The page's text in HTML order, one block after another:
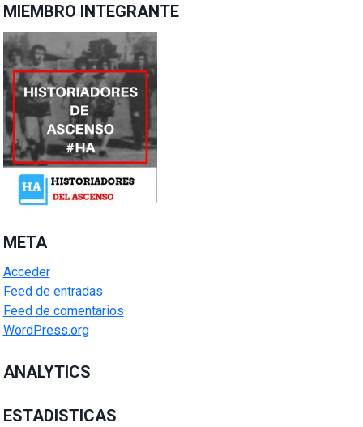
MIEMBRO INTEGRANTE
META
Acceder
Feed de entradas
Feed de comentarios
WordPress.org
ANALYTICS
ESTADISTICAS